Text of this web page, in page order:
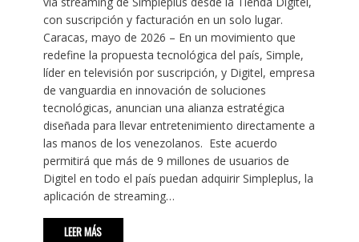
con suscripción y facturación en un solo lugar.
Caracas, mayo de 2026 – En un movimiento que
redefine la propuesta tecnológica del país, Simple,
líder en televisión por suscripción, y Digitel, empresa
de vanguardia en innovación de soluciones
tecnológicas, anuncian una alianza estratégica
diseñada para llevar entretenimiento directamente a
las manos de los venezolanos. Este acuerdo
permitirá que más de 9 millones de usuarios de
Digitel en todo el país puedan adquirir Simpleplus, la
aplicación de streaming…
LEER MÁS